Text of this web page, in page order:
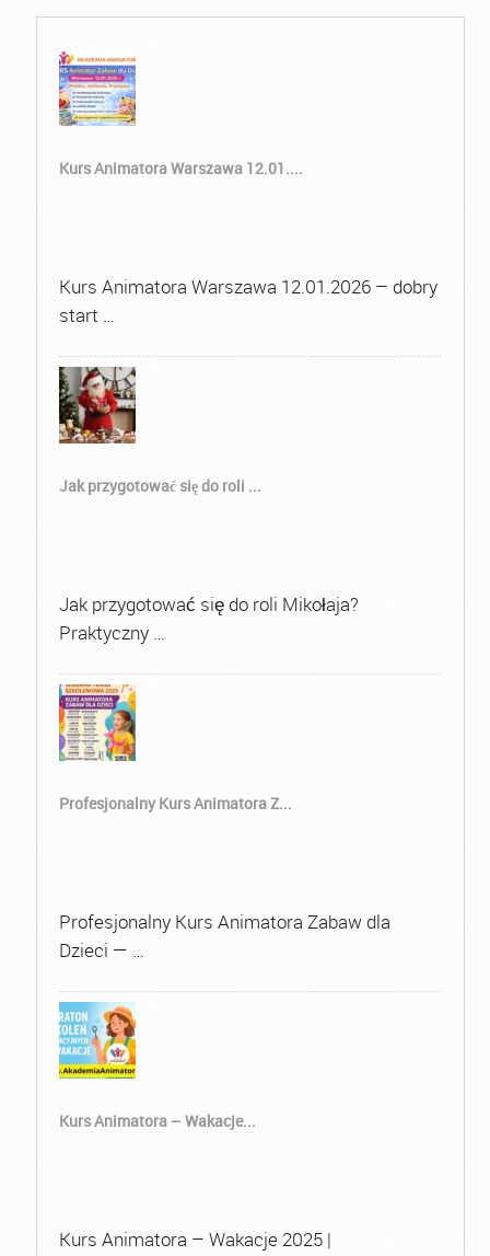
Kurs Animatora Warszawa 12.01....
Kurs Animatora Warszawa 12.01.2026 – dobry
start …
Jak przygotować się do roli ...
Jak przygotować się do roli Mikołaja?
Praktyczny …
Profesjonalny Kurs Animatora Z...
Profesjonalny Kurs Animatora Zabaw dla
Dzieci — …
Kurs Animatora – Wakacje...
Kurs Animatora – Wakacje 2025 |